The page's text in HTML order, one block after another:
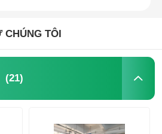
CHÚNG TÔI
(21)